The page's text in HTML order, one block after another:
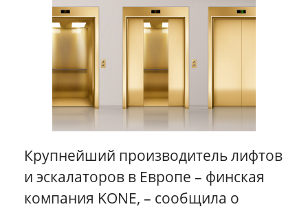
Все кейсы
Крупнейший производитель лифтов
и эскалаторов в Европе – финская
компания KONE, – сообщила о